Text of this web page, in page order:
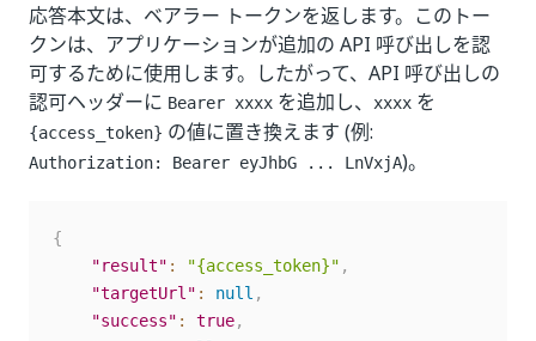
応答本文は、ベアラー トークンを返します。このトー
クンは、アプリケーションが追加の API 呼び出しを認
可するために使用します。したがって、API 呼び出しの
認可ヘッダーに Bearer xxxx を追加し、 xxxx を
{access_token} の値に置き換えます (例:
Authorization: Bearer eyJhbG ... LnVxjA)。
{
"result" : "{access_token}" ,
"targetUrl" : null ,
"success" : true,